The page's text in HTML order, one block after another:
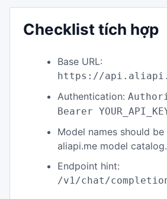
Checklist tích hợp
Base URL:
https://
Authentication:
Bearer
Model names should
aliapi.me model catalog.
Endpoint hint:
/v1/chat/